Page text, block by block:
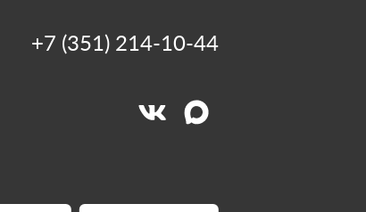
+7 (351) 214-10-44